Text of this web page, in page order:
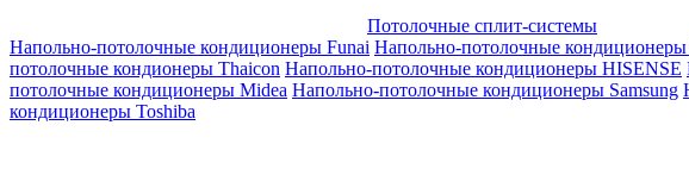
Потолочные сплит-системы
Напольно-потолочные кондиционеры Funai Напольно-потолочные
потолочные кондионеры Thaicon Напольно-потолочные кондиционеры HISENSE
потолочные кондиционеры Midea Напольно-потолочные кондиционеры Samsung
кондиционеры Toshiba